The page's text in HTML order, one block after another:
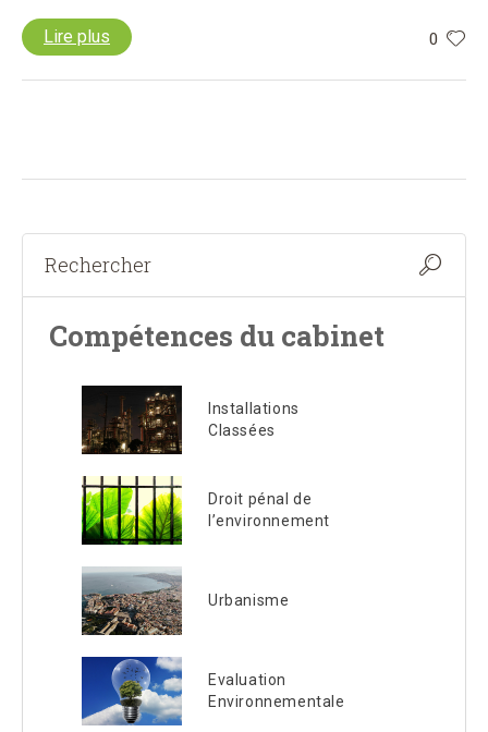
0
Lire plus
Compétences du cabinet
Installations
Classées
Droit pénal de
l’environnement
Urbanisme
Evaluation
Environnementale